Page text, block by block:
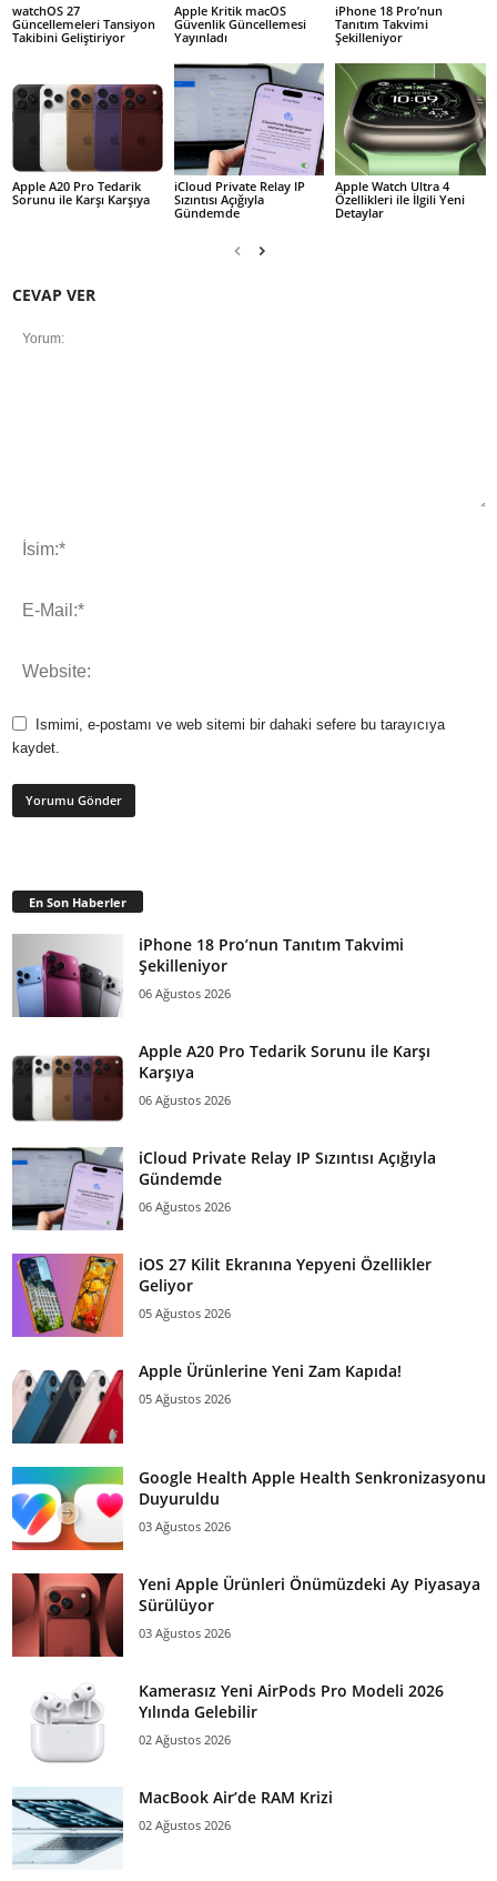
watchOS 27
Güncellemeleri Tansiyon
Takibini Geliştiriyor
Apple Kritik macOS
Güvenlik Güncellemesi
Yayınladı
iPhone 18 Pro’nun
Tanıtım Takvimi
Şekilleniyor
Apple A20 Pro Tedarik
Sorunu ile Karşı Karşıya
iCloud Private Relay IP
Sızıntısı Açığıyla
Gündemde
Apple Watch Ultra 4
Özellikleri ile İlgili Yeni
Detaylar
CEVAP VER
Ismimi, e-postamı ve web sitemi bir dahaki sefere bu tarayıcıya
kaydet.
En Son Haberler
iPhone 18 Pro’nun Tanıtım Takvimi
Şekilleniyor
06 Ağustos 2026
Apple A20 Pro Tedarik Sorunu ile Karşı
Karşıya
06 Ağustos 2026
iCloud Private Relay IP Sızıntısı Açığıyla
Gündemde
06 Ağustos 2026
iOS 27 Kilit Ekranına Yepyeni Özellikler
Geliyor
05 Ağustos 2026
Apple Ürünlerine Yeni Zam Kapıda!
05 Ağustos 2026
Google Health Apple Health Senkronizasyonu
Duyuruldu
03 Ağustos 2026
Yeni Apple Ürünleri Önümüzdeki Ay Piyasaya
Sürülüyor
03 Ağustos 2026
Kamerasız Yeni AirPods Pro Modeli 2026
Yılında Gelebilir
02 Ağustos 2026
MacBook Air’de RAM Krizi
02 Ağustos 2026